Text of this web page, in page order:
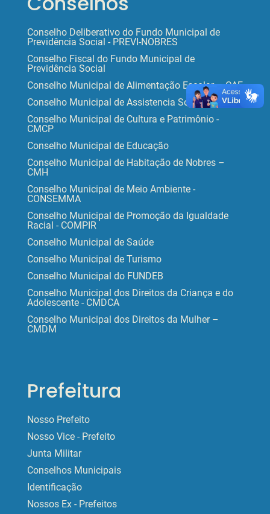
Conselho Deliberativo do Fundo Municipal de
Previdência Social - PREVI-NOBRES
Conselho Fiscal do Fundo Municipal de
Previdência Social
Conselho Municipal de Alimentação Escolar – CAE
Conselho Municipal de Assistencia Social - CMAS
Conselho Municipal de Cultura e Patrimônio -
CMCP
Conselho Municipal de Educação
Conselho Municipal de Habitação de Nobres –
CMH
Conselho Municipal de Meio Ambiente -
CONSEMMA
Conselho Municipal de Promoção da Igualdade
Racial - COMPIR
Conselho Municipal de Saúde
Conselho Municipal de Turismo
Conselho Municipal do FUNDEB
Conselho Municipal dos Direitos da Criança e do
Adolescente - CMDCA
Conselho Municipal dos Direitos da Mulher –
CMDM
Prefeitura
Nosso Prefeito
Nosso Vice - Prefeito
Junta Militar
Conselhos Municipais
Identificação
Nossos Ex - Prefeitos